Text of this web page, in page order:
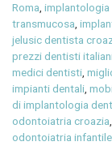
Roma ,implantologia
transmucosa ,
jelusic dentista
prezzi dentisti
medici dentisti ,
impianti dentali ,
di implantologia
odontoiatria croazia
odontoiatria